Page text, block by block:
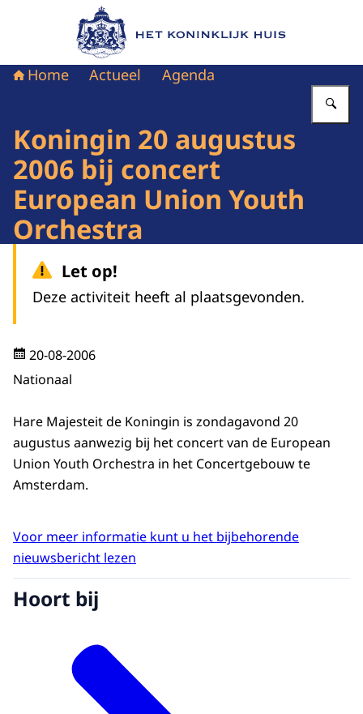
Naar de homepage van Het Koninklijk Huis
Home Actueel Agenda
Koningin 20 augustus
2006 bij concert
European Union Youth
Orchestra
Let op!
Deze activiteit heeft al plaatsgevonden.
20-08-2006
Nationaal
Hare Majesteit de Koningin is zondagavond 20
augustus aanwezig bij het concert van de European
Union Youth Orchestra in het Concertgebouw te
Amsterdam.
Voor meer informatie kunt u het bijbehorende
nieuwsbericht lezen
Hoort bij